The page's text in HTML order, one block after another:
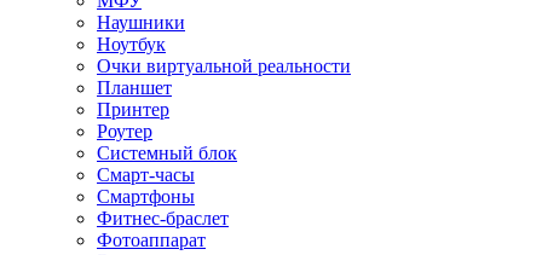
Наушники
Ноутбук
Очки виртуальной реальности
Планшет
Принтер
Роутер
Системный блок
Смарт-часы
Смартфоны
Фитнес-браслет
Фотоаппарат